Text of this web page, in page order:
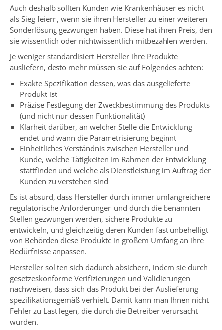
Auch deshalb sollten Kunden wie Krankenhäuser es nicht
als Sieg feiern, wenn sie ihren Hersteller zu einer weiteren
Sonderlösung gezwungen haben. Diese hat ihren Preis, den
sie wissentlich oder nichtwissentlich mitbezahlen werden.
Je weniger standardisiert Hersteller ihre Produkte
ausliefern, desto mehr müssen sie auf Folgendes achten:
Exakte Spezifikation dessen, was das ausgelieferte
Produkt ist
Präzise Festlegung der Zweckbestimmung des Produkts
(und nicht nur dessen Funktionalität)
Klarheit darüber, an welcher Stelle die Entwicklung
endet und wann die Parametrisierung beginnt
Einheitliches Verständnis zwischen Hersteller und
Kunde, welche Tätigkeiten im Rahmen der Entwicklung
stattfinden und welche als Dienstleistung im Auftrag der
Kunden zu verstehen sind
Es ist absurd, dass Hersteller durch immer umfangreichere
regulatorische Anforderungen und durch die benannten
Stellen gezwungen werden, sichere Produkte zu
entwickeln, und gleichzeitig deren Kunden fast unbehelligt
von Behörden diese Produkte in großem Umfang an ihre
Bedürfnisse anpassen.
Hersteller sollten sich dadurch absichern, indem sie durch
gesetzeskonforme Verifizierungen und Validierungen
nachweisen, dass sich das Produkt bei der Auslieferung
spezifikationsgemäß verhielt. Damit kann man Ihnen nicht
Fehler zu Last legen, die durch die Betreiber verursacht
wurden.